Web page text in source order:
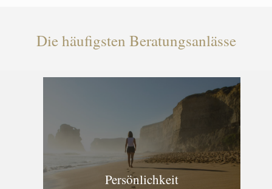
Die häufigsten Beratungsanlässe
Persönlichkeit